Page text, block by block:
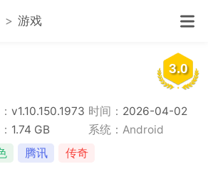
游戏
3.0
v1.10.150.1973 时间： 2026-04-02
1.74 GB
系统：Android
腾讯 传奇